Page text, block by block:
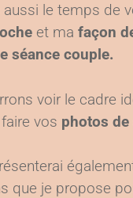
le temps de
et ma façon
séance couple.
voir le cadre
vos photos
que je propose